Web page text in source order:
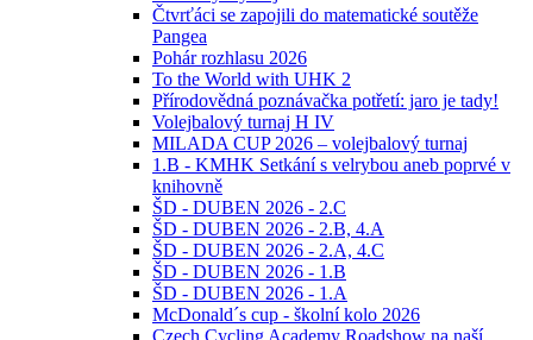
Čtvrťáci se zapojili do matematické soutěže
Pangea
Pohár rozhlasu 2026
To the World with UHK 2
Přírodovědná poznávačka potřetí: jaro je tady!
Volejbalový turnaj H IV
MILADA CUP 2026 – volejbalový turnaj
1.B - KMHK Setkání s velrybou aneb poprvé v
knihovně
ŠD - DUBEN 2026 - 2.C
ŠD - DUBEN 2026 - 2.B, 4.A
ŠD - DUBEN 2026 - 2.A, 4.C
ŠD - DUBEN 2026 - 1.B
ŠD - DUBEN 2026 - 1.A
McDonald´s cup - školní kolo 2026